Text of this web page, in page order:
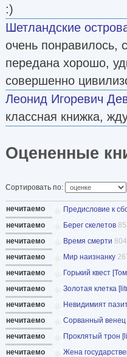
:)
Шетландские
очень понравилось,
передана хорошо,
совершенно
Леонид Игоревич
классная книжка,
Оцененные
Сортировать по:
нечитаемо Предисловие к
нечитаемо Берег скелетов
нечитаемо
Время смерти
нечитаемо Мир наизнанку
нечитаемо
Горький квест
нечитаемо
Золотая клетка
нечитаемо Невидимият
нечитаемо
Сорванный венец
нечитаемо Проклятый трон
нечитаемо Жена